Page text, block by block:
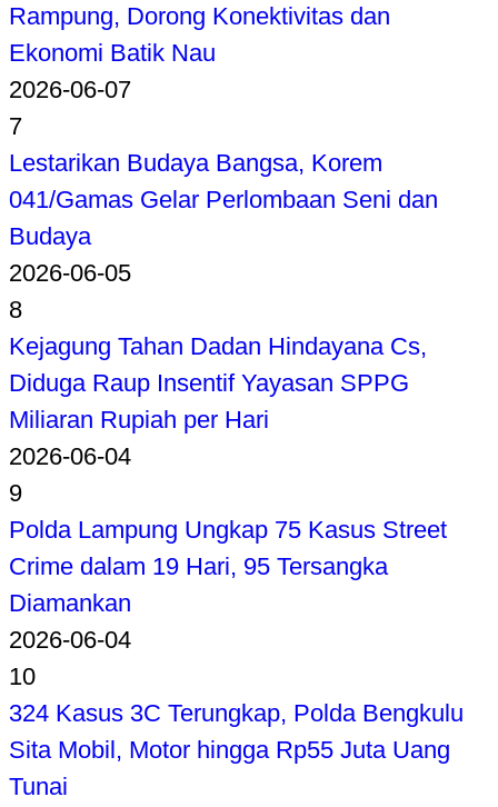
Rampung, Dorong Konektivitas dan
Ekonomi Batik Nau
2026-06-07
7
Lestarikan Budaya Bangsa, Korem
041/Gamas Gelar Perlombaan Seni dan
Budaya
2026-06-05
8
Kejagung Tahan Dadan Hindayana Cs,
Diduga Raup Insentif Yayasan SPPG
Miliaran Rupiah per Hari
2026-06-04
9
Polda Lampung Ungkap 75 Kasus Street
Crime dalam 19 Hari, 95 Tersangka
Diamankan
2026-06-04
10
324 Kasus 3C Terungkap, Polda Bengkulu
Sita Mobil, Motor hingga Rp55 Juta Uang
Tunai